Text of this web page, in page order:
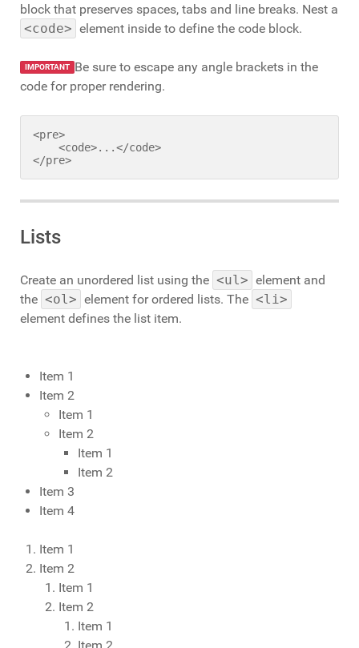
block that preserves spaces, tabs and line breaks. Nest a
<code> element inside to define the code block.
IMPORTANT
Be sure to escape any angle brackets in the
code for proper rendering.
<pre>
</pre>
Lists
Create an unordered list using the <ul> element and
the <ol> element for ordered lists. The <li>
element defines the list item.
Item 1
Item 2
Item 1
Item 2
Item 1
Item 2
Item 3
Item 4
Item 1
Item 2
Item 1
Item 2
Item 1
Item 2